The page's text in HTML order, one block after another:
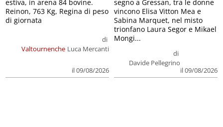
Valtournenche
di
Luca Mercanti
il 09/08/2026
estiva, in arena 84 bovine.
Reinon, 763 Kg, Regina di peso
di giornata
di
Davide Pellegrino
il 09/08/2026
segno a Gressan, tra le donne
vincono Elisa Vitton Mea e
Sabina Marquet, nel misto
trionfano Laura Segor e Mikael
Mongi...